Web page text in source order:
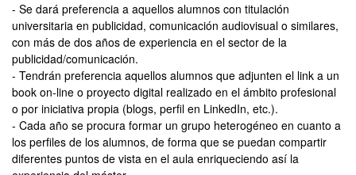
- Se dará preferencia a aquellos alumnos con titulación
universitaria en publicidad, comunicación audiovisual o similares,
con más de dos años de experiencia en el sector de la
publicidad/comunicación.
- Tendrán preferencia aquellos alumnos que adjunten el link a un
book on-line o proyecto digital realizado en el ámbito profesional
o por iniciativa propia (blogs, perfil en LinkedIn, etc.).
- Cada año se procura formar un grupo heterogéneo en cuanto a
los perfiles de los alumnos, de forma que se puedan compartir
diferentes puntos de vista en el aula enriqueciendo así la